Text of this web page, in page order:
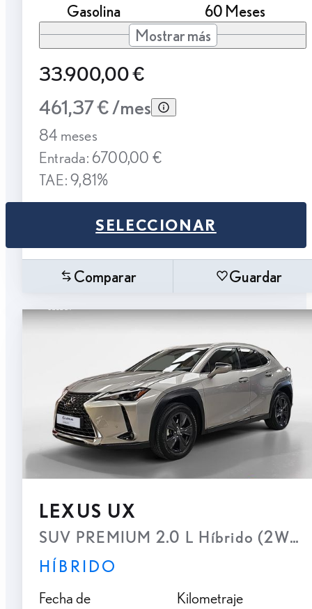
Gasolina
60 Meses
Mostrar más
33.900,00 €
461,37 € /mes
84 meses
Entrada: 6700,00 €
TAE: 9,81%
SELECCIONAR
Comparar Guardar
LEXUS UX
SUV PREMIUM 2.0 L Híbrido (2WD)
HÍBRIDO
Fecha de
Kilometraje